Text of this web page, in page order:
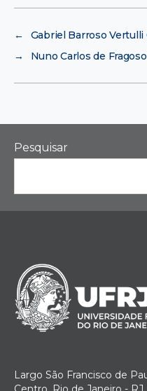
←
Gabriel Barroso Vertulli
→
Nuno Carlos de
Pesquisar
Largo São Francisco de